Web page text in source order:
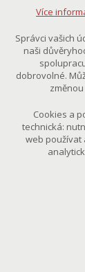
Více
Více
Správci vašich
naši
dobrovolné.
Cookies a
technická:
web používat